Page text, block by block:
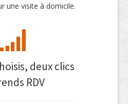
une visite à domicile.
deux clics
RDV